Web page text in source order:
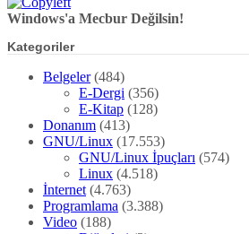
Windows'a Mecbur Değilsin!
Kategoriler
Belgeler(484)
E-Dergi (356)
E-Kitap (128)
Donanım (413)
GNU/Linux (17.553)
GNU/Linux İpuçları (574)
Linux (4.518)
İnternet (4.763)
Programlama (3.388)
Video (188)